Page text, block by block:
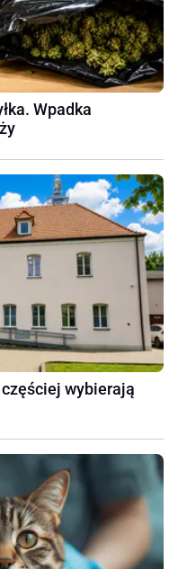
Wpadka
wybierają